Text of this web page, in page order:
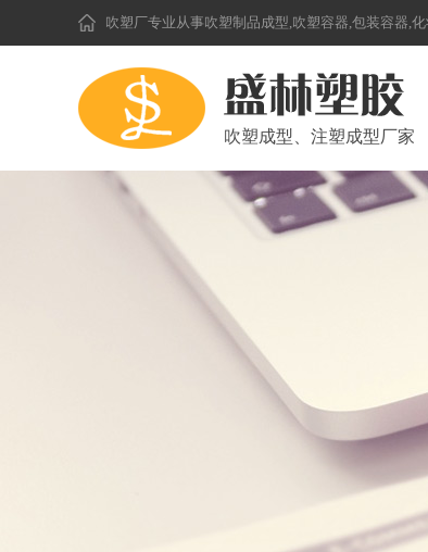
吹塑厂专业从事吹塑制品成型,吹塑容器,包装容器,化
吹塑成型、注塑成型厂家